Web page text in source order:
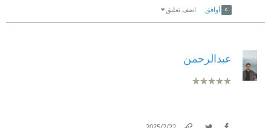
أوافق اضف تعليق
عبدالرحمن